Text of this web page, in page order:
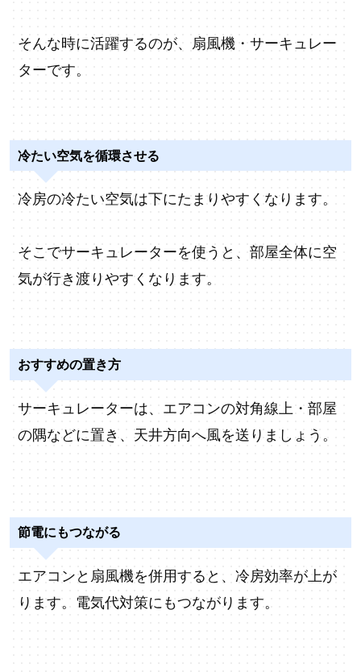
そんな時に活躍するのが、扇風機・サーキュレー
ターです。
冷たい空気を循環させる
冷房の冷たい空気は下にたまりやすくなります。
そこでサーキュレーターを使うと、部屋全体に空
気が行き渡りやすくなります。
おすすめの置き方
サーキュレーターは、エアコンの対角線上・部屋
の隅などに置き、天井方向へ風を送りましょう。
節電にもつながる
エアコンと扇風機を併用すると、冷房効率が上が
ります。電気代対策にもつながります。